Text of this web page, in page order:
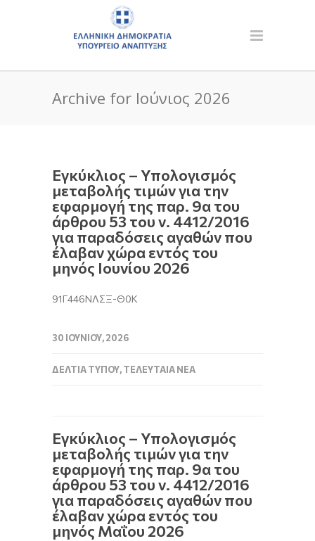
Archive for Ιούνιος 2026
Εγκύκλιος – Υπολογισμός
μεταβολής τιμών για την
εφαρμογή της παρ. 9α του
άρθρου 53 του ν. 4412/2016
για παραδόσεις αγαθών που
έλαβαν χώρα εντός του
μηνός Ιουνίου 2026
91Γ446ΝΛΣΞ-Θ0Κ
30 ΙΟΥΝΊΟΥ, 2026
ΔΕΛΤΊΑ ΤΎΠΟΥ,ΤΕΛΕΥΤΑΊΑ ΝΈΑ
Εγκύκλιος – Υπολογισμός
μεταβολής τιμών για την
εφαρμογή της παρ. 9α του
άρθρου 53 του ν. 4412/2016
για παραδόσεις αγαθών που
έλαβαν χώρα εντός του
μηνός Μαΐου 2026